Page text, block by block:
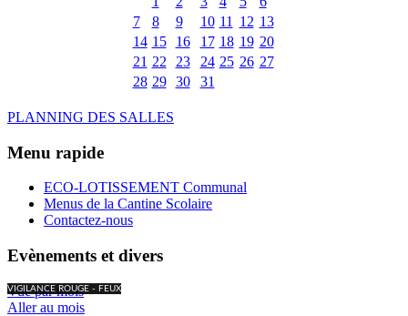
7
8 9 10 11 12 13
14 15 16 17 18 19 20
21 22 23 24 25 26 27
28 29 30 31
PLANNING DES SALLES
Menu rapide
ECO-LOTISSEMENT Communal
Menus de la Cantine Scolaire
Contactez-nous
Evènements et divers
VIGILANCE ROUGE - FEUX
Vue par mois
Aller au mois